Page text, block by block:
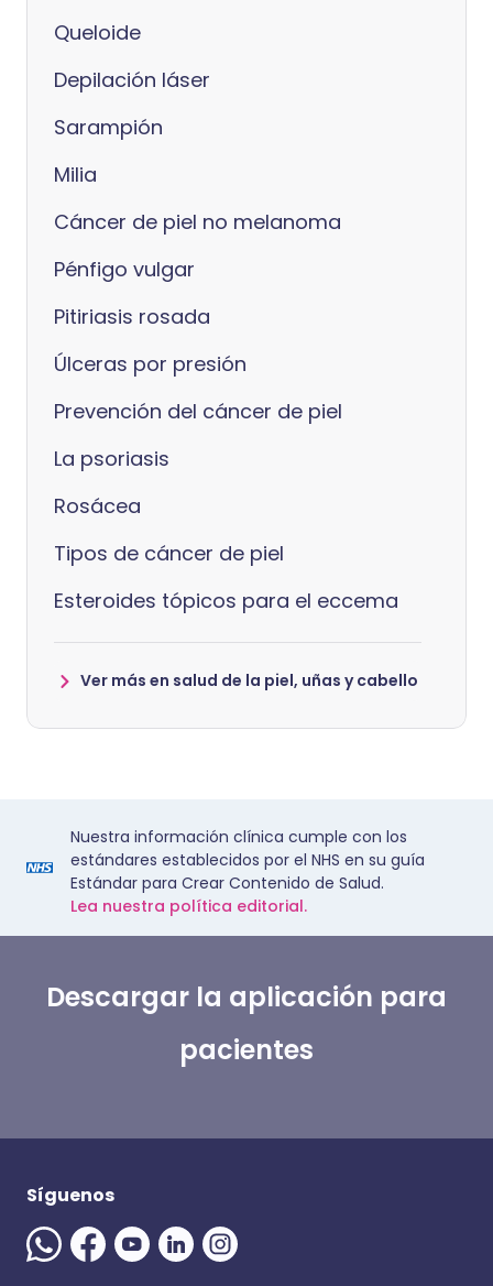
Queloide
Depilación láser
Sarampión
Milia
Cáncer de piel no melanoma
Pénfigo vulgar
Pitiriasis rosada
Úlceras por presión
Prevención del cáncer de piel
La psoriasis
Rosácea
Tipos de cáncer de piel
Esteroides tópicos para el eccema
Ver más en salud de la piel, uñas y cabello
Nuestra información clínica cumple con los
estándares establecidos por el NHS en su guía
Estándar para Crear Contenido de Salud.
Lea nuestra política editorial.
Descargar la aplicación para
pacientes
Síguenos